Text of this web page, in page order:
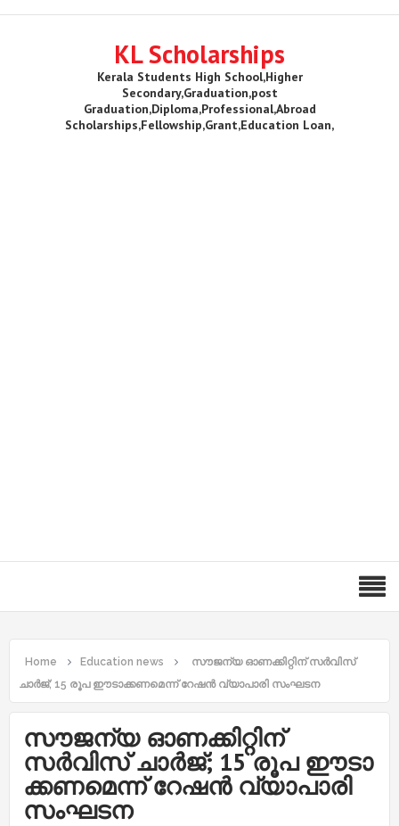
KL Scholarships
Kerala Students High School,Higher
Secondary,Graduation,post
Graduation,Diploma,Professional,Abroad
Scholarships,Fellowship,Grant,Education Loan,
Home Education news
സൗജന്യ ഓണക്കിറ്റിന് സര്‍വിസ്
ചാര്‍ജ്; 15 രൂപ ഈ​ടാ​ക്ക​ണ​മെ​ന്ന് റേ​ഷ​ന്‍ വ്യാ​പാ​രി സം​ഘ​ട​ന
സൗജന്യ ഓണക്കിറ്റിന്
സര്‍വിസ് ചാര്‍ജ്; 15 രൂപ ഈ​ടാ​
ക്ക​ണ​മെ​ന്ന് റേ​ഷ​ന്‍ വ്യാ​പാ​രി
സം​ഘ​ട​ന